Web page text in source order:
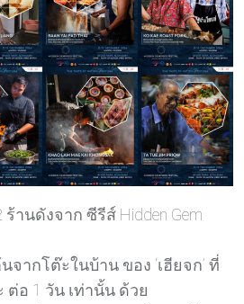
านดังจาก ซีรีส์ Hidden Gem
จากโต๊ะในบ้าน ของ ‘เฮียจก’ ที่
ต่อ 1 วัน เท่านั้น ด้วย